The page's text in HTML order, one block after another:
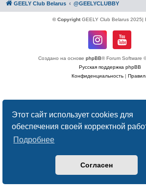
Этот сайт использует cookies для
обеспечения своей корректной
Подробнее
Согласен
GEELY Club Belarus @GEELYCLUBBY
© CopyrightGEELY Club Belarus 2025|
Создано на основе phpBB® Forum Software
Русская поддержка phpBB
Конфиденциальность|